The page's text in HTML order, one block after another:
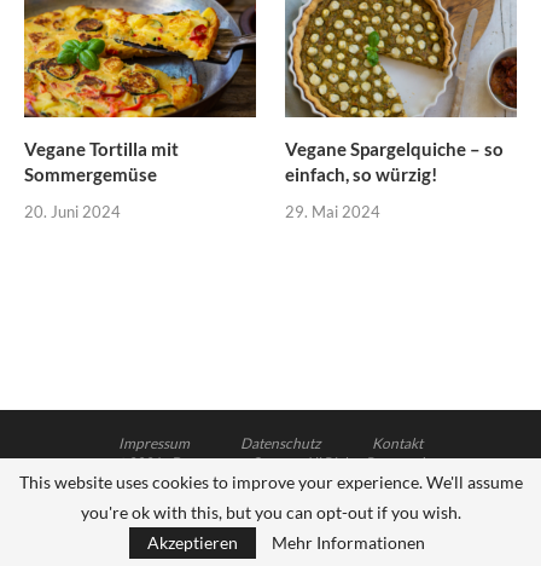
Vegane Tortilla mit
Sommergemüse
20. Juni 2024
Vegane Spargelquiche – so
einfach, so würzig!
29. Mai 2024
Impressum Datenschutz
Kontakt
@2021 - Dagmar von Cramm. All Rights Reserved.
Soledad Theme - Designed and Developed by Hubertus Stock
ZURÜCK NACH OBEN
This website uses cookies to improve your experience. We'll assume
you're ok with this, but you can opt-out if you wish.
Akzeptieren
Mehr Informationen